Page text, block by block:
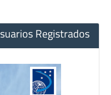
Registrados